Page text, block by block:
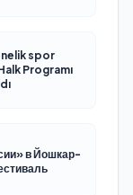
spor
Programı
в Йошкар-